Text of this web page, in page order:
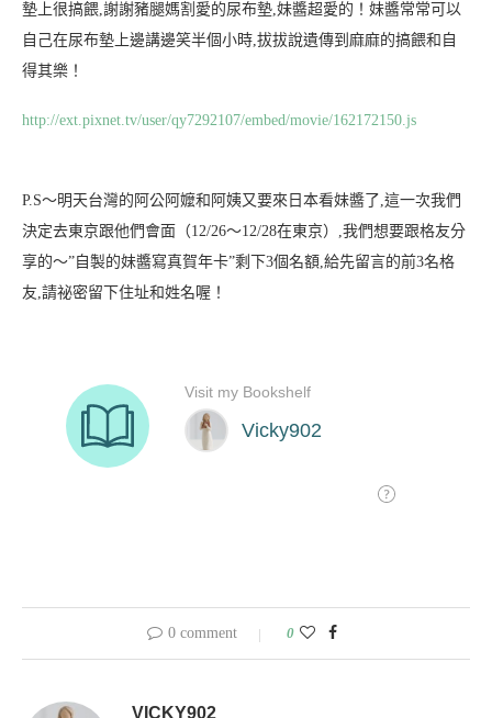
墊上很搞餵,謝謝豬腿媽割愛的尿布墊,妹醬超愛的！妹醬常常可以
自己在尿布墊上邊講邊笑半個小時,拔拔說遺傳到麻麻的搞餵和自
得其樂！
http://ext.pixnet.tv/user/qy7292107/embed/movie/162172150.js
P.S～明天台灣的阿公阿嬤和阿姨又要來日本看妹醬了,這一次我們
決定去東京跟他們會面（12/26～12/28在東京）,我們想要跟格友分
享的～”自製的妹醬寫真賀年卡”剩下3個名額,給先留言的前3名格
友,請祕密留下住址和姓名喔！
0 comment 0
VICKY902